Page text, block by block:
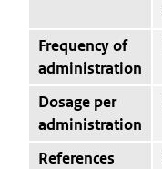
Frequency of
administration
Dosage per
administration
References